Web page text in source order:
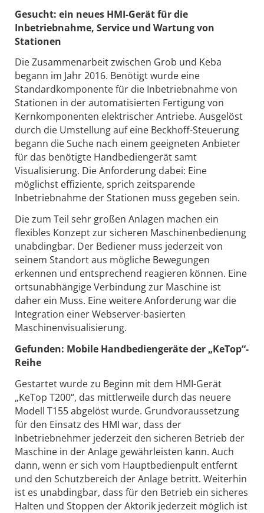
Gesucht: ein neues HMI-Gerät für die
Inbetriebnahme, Service und Wartung von
Stationen
Die Zusammenarbeit zwischen Grob und Keba
begann im Jahr 2016. Benötigt wurde eine
Standardkomponente für die Inbetriebnahme von
Stationen in der automatisierten Fertigung von
Kernkomponenten elektrischer Antriebe. Ausgelöst
durch die Umstellung auf eine Beckhoff-Steuerung
begann die Suche nach einem geeigneten Anbieter
für das benötigte Handbediengerät samt
Visualisierung. Die Anforderung dabei: Eine
möglichst effiziente, sprich zeitsparende
Inbetriebnahme der Stationen muss gegeben sein.
Die zum Teil sehr großen Anlagen machen ein
flexibles Konzept zur sicheren Maschinenbedienung
unabdingbar. Der Bediener muss jederzeit von
seinem Standort aus mögliche Bewegungen
erkennen und entsprechend reagieren können. Eine
ortsunabhängige Verbindung zur Maschine ist
daher ein Muss. Eine weitere Anforderung war die
Integration einer Webserver-basierten
Maschinenvisualisierung.
Gefunden: Mobile Handbediengeräte der „KeTop“-
Reihe
Gestartet wurde zu Beginn mit dem HMI-Gerät
„KeTop T200“, das mittlerweile durch das neuere
Modell T155 abgelöst wurde. Grundvoraussetzung
für den Einsatz des HMI war, dass der
Inbetriebnehmer jederzeit den sicheren Betrieb der
Maschine in der Anlage gewährleisten kann. Auch
dann, wenn er sich vom Hauptbedienpult entfernt
und den Schutzbereich der Anlage betritt. Weiterhin
ist es unabdingbar, dass für den Betrieb ein sicheres
Halten und Stoppen der Aktorik jederzeit möglich ist